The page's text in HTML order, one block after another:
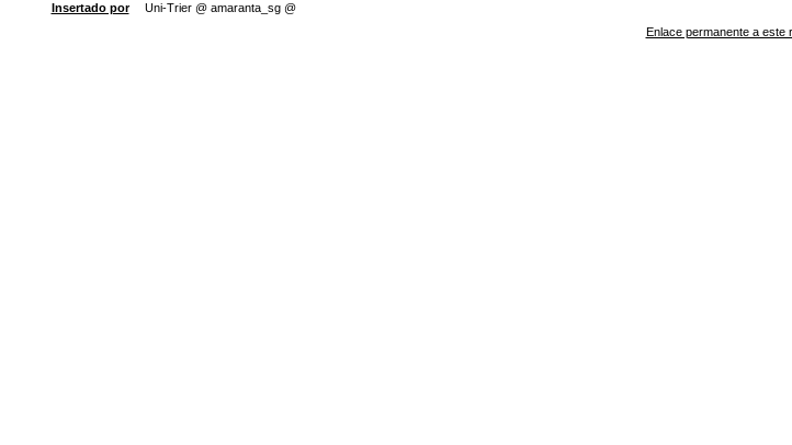
Insertado por
Uni-Trier @ amaranta_sg @
Enlace permanente a este